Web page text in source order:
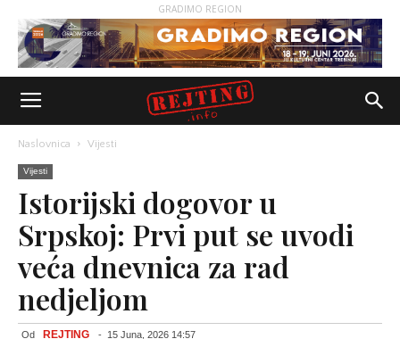
GRADIMO REGION
Naslovnica Vijesti
Vijesti
Istorijski dogovor u
Srpskoj: Prvi put se uvodi
veća dnevnica za rad
nedjeljom
Od REJTING - 15 Juna, 2026 14:57